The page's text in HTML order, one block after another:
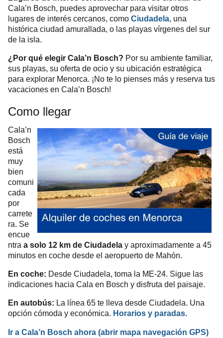
Cala’n Bosch, puedes aprovechar para visitar otros
lugares de interés cercanos, como Ciudadela, una
histórica ciudad amurallada, o las playas vírgenes del sur
de la isla.
¿Por qué elegir Cala’n Bosch? Por su ambiente familiar,
sus playas, su oferta de ocio y su ubicación estratégica
para explorar Menorca. ¡No te lo pienses más y reserva tus
vacaciones en Cala’n Bosch!
Como llegar
Cala’n
Bosch
está
muy
bien
comuni
cada
por
carrete
ra. Se
encue
ntra a solo 12 km de Ciudadela y aproximadamente a 45
minutos en coche desde el aeropuerto de Mahón.
En coche: Desde Ciudadela, toma la ME-24. Sigue las
indicaciones hacia Cala en Bosch y disfruta del paisaje.
En autobús: La línea 65 te lleva desde Ciudadela. Una
opción cómoda y económica. Horarios y paradas.
Ir a Cala’n Bosch ahora (abrir mapa navegación GPS)